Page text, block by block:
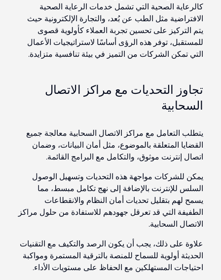
كالرعاية الصحية التي تشمل خدمات الرعاية الصحية
الافتراضية مثل الطب عن بُعد، والتجارة الإلكترونية حيث
يتم التركيز على تحسين تجربة العملاء كأولوية قصوى
للمستقبل، توفر هذه الرؤى أساسًا لاستراتيجيات الأعمال
التي تمكن الشركات من التميز في بيئة تنافسية متزايدة.
تجاوز التحديات مع مراكز الاتصال
السحابية
يتطلب التعامل مع مراكز الاتصال السحابية معالجة جميع
القضايا المتعلقة بالموضوع، مثل أمان البيانات، وضمان
اتصال إنترنت موثوق، والتكامل مع البرامج القائمة.
يمكن للشركات مواجهة هذه التحديات وتسهيل الوصول
السلس للإنترنت بالإضافة إلى نهج تكامل مبسط، مما
يسمح لهم بتقليل تحديات أمان النظام والانقطاعات
الطفيفة التي قد تعرقل جهودهم للاستفادة من حلول مراكز
الاتصال السحابية.
علاوة على ذلك، يجب أن يكون الرصد والتكيف مع التقنيات
الحديثة أولوية للسماح للمنصة بالترقية المستمرة ومواكبة
احتياجات المستهلكين مع الحفاظ على مستويات الأداء.